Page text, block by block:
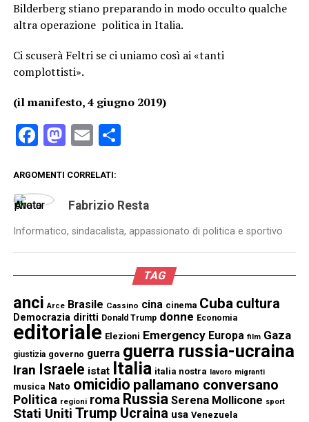
Bilderberg stiano preparando in modo occulto qualche
altra operazione politica in Italia.
Ci scuserà Feltri se ci uniamo così ai «tanti
complottisti».
(il manifesto, 4 giugno 2019)
Facebook
Mastodon
EmailCondividi
ARGOMENTI CORRELATI:
Fabrizio Resta
Informatico, sindacalista, appassionato di politica e sportivo
TAG
anci Arce Brasile Cassino cina cinema Cuba cultura
Democrazia diritti Donald Trump donne Economia
editoriale Elezioni Emergency Europa film Gaza
giustizia governo guerra guerra russia-ucraina
Iran Israele istat Italia italia nostra lavoro migranti
musica Nato omicidio pallamano conversano
Politica regioni roma Russia Serena Mollicone sport
Stati Uniti Trump Ucraina usa Venezuela